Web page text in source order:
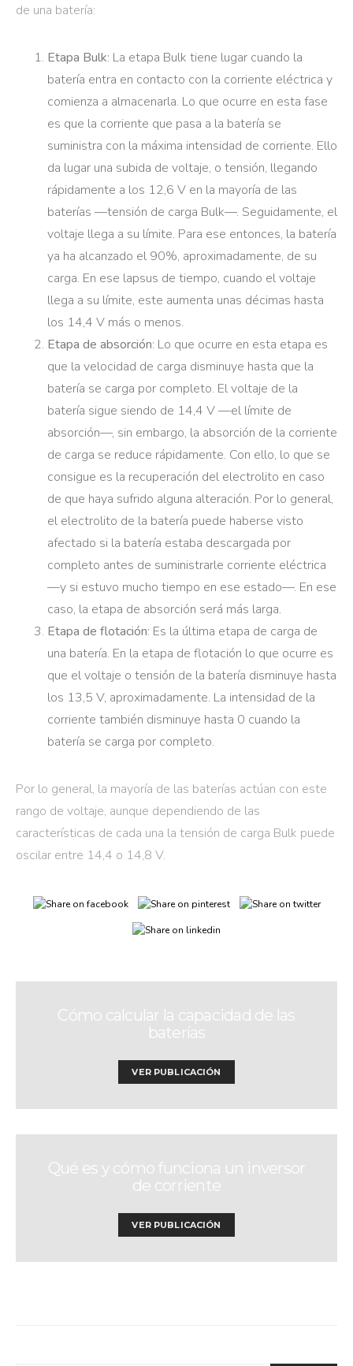
de una batería:
Etapa Bulk: La etapa Bulk tiene lugar cuando la
batería entra en contacto con la corriente eléctrica y
comienza a almacenarla. Lo que ocurre en esta fase
es que la corriente que pasa a la batería se
suministra con la máxima intensidad de corriente. Ello
da lugar una subida de voltaje, o tensión, llegando
rápidamente a los 12,6 V en la mayoría de las
baterías —tensión de carga Bulk—. Seguidamente, el
voltaje llega a su límite. Para ese entonces, la batería
ya ha alcanzado el 90%, aproximadamente, de su
carga. En ese lapsus de tiempo, cuando el voltaje
llega a su límite, este aumenta unas décimas hasta
los 14,4 V más o menos.
Etapa de absorción: Lo que ocurre en esta etapa es
que la velocidad de carga disminuye hasta que la
batería se carga por completo. El voltaje de la
batería sigue siendo de 14,4 V —el límite de
absorción—, sin embargo, la absorción de la corriente
de carga se reduce rápidamente. Con ello, lo que se
consigue es la recuperación del electrolito en caso
de que haya sufrido alguna alteración. Por lo general,
el electrolito de la batería puede haberse visto
afectado si la batería estaba descargada por
completo antes de suministrarle corriente eléctrica
—y si estuvo mucho tiempo en ese estado—. En ese
caso, la etapa de absorción será más larga.
Etapa de flotación: Es la última etapa de carga de
una batería. En la etapa de flotación lo que ocurre es
que el voltaje o tensión de la batería disminuye hasta
los 13,5 V, aproximadamente. La intensidad de la
corriente también disminuye hasta 0 cuando la
batería se carga por completo.
Por lo general, la mayoría de las baterías actúan con este
rango de voltaje, aunque dependiendo de las
características de cada una la tensión de carga Bulk puede
oscilar entre 14,4 o 14,8 V.
Cómo calcular la capacidad de las
baterías
VER PUBLICACIÓN
Qué es y cómo funciona un inversor
de corriente
VER PUBLICACIÓN